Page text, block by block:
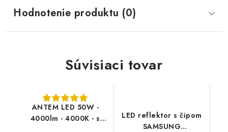
Hodnotenie produktu (0)
Súvisiaci tovar
ANTEM LED 50W -
4000lm - 4000K - s
LED reflektor s čipom
SAMSUNG